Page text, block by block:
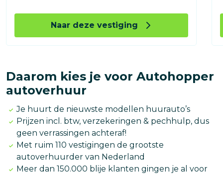
Naar deze vestiging
Daarom kies je voor Autohopper
autoverhuur
Je huurt de nieuwste modellen huurauto’s
Prijzen incl. btw, verzekeringen & pechhulp, dus
geen verrassingen achteraf!
Met ruim 110 vestigingen de grootste
autoverhuurder van Nederland
Meer dan 150.000 blije klanten gingen je al voor